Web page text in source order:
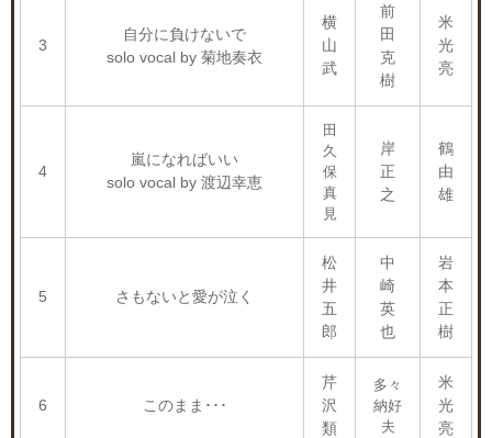
3
自分に負けないで
solo vocal by 菊地奏衣
横
山
武
前
田
克
樹
米
光
亮
4
嵐になればいい
solo vocal by 渡辺幸恵
田
久
保
真
見
岸
正
之
鶴
由
雄
5 さもないと愛が泣く
松
井
五
郎
中
崎
英
也
岩
本
正
樹
6 このまま･･･
芹
沢
類
多々
納好
夫
米
光
亮